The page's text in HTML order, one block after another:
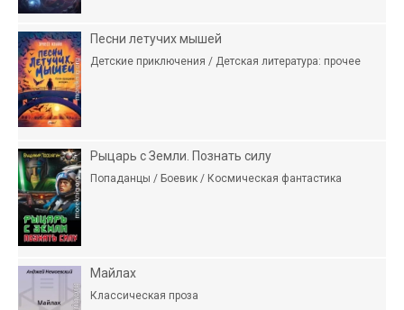
Песни летучих мышей
Детские приключения / Детская литература: прочее
Рыцарь с Земли. Познать силу
Попаданцы / Боевик / Космическая фантастика
Майлах
Классическая проза